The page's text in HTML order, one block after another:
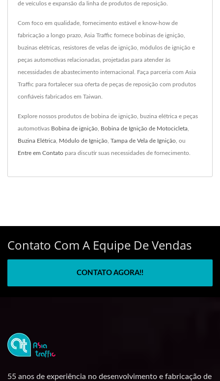
de veículos e expansão da linha de produtos de reposição.
Com foco em qualidade, fornecimento estável e know-how de
fabricação a longo prazo, Asia Traffic fornece bobinas de ignição,
buzinas elétricas, resistores de velas de ignição, módulos de ignição e
peças automotivas relacionadas, projetadas para atender às
necessidades de abastecimento internacional. Faça parceria com Asia
Traffic para fortalecer sua oferta de peças de reposição com produtos
confiáveis fabricados em Taiwan.
Explore nossos produtos de bobina de ignição, buzina elétrica e peças
automotivas Bobina de ignição Bobina de Ignição de Motocicleta
Buzina Elétrica Módulo de Ignição Tampa de Vela de Ignição , ou
Entre em Contato para discutir suas necessidades de fornecimento.
Contato Com A Equipe De Vendas
CONTATO AGORA!!
55 anos de experiência no desenvolvimento e fabricação de